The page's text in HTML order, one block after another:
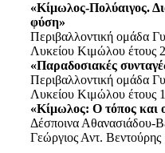
«Κίμωλος-Πολύαιγος.
φύση»
Περιβαλλοντική ομάδα
Λυκείου Κιμώλου έτους
«Παραδοσιακές
Περιβαλλοντική ομάδα
Λυκείου Κιμώλου έτους
«Κίμωλος: Ο τόπος και
Δέσποινα Αθανασιάδου-
Γεώργιος Αντ. Βεντούρης